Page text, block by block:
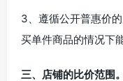
3、遵循公开普惠价
买单件商品的情况下
三、店铺的比价范围。